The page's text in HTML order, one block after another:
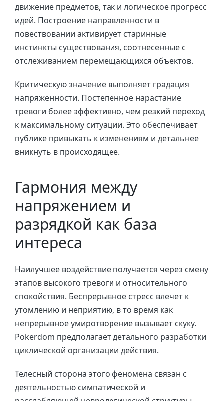
движение предметов, так и логическое прогресс
идей. Построение направленности в
повествовании активирует старинные
инстинкты существования, соотнесенные с
отслеживанием перемещающихся объектов.
Критическую значение выполняет градация
напряженности. Постепенное нарастание
тревоги более эффективно, чем резкий переход
к максимальному ситуации. Это обеспечивает
публике привыкать к изменениям и детальнее
вникнуть в происходящее.
Гармония между
напряжением и
разрядкой как база
интереса
Наилучшее воздействие получается через смену
этапов высокого тревоги и относительного
спокойствия. Беспрерывное стресс влечет к
утомлению и неприятию, в то время как
непрерывное умиротворение вызывает скуку.
Pokerdom предполагает детального разработки
циклической организации действия.
Телесный сторона этого феномена связан с
деятельностью симпатической и